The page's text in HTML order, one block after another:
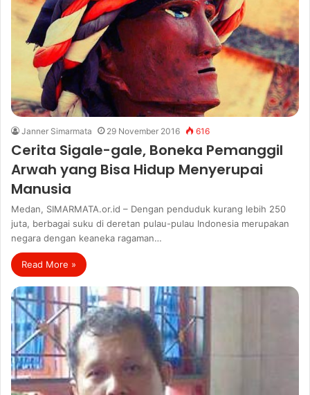
Janner Simarmata 29 November 2016 616
Cerita Sigale-gale, Boneka Pemanggil
Arwah yang Bisa Hidup Menyerupai
Manusia
Medan, SIMARMATA.or.id – Dengan penduduk kurang lebih 250
juta, berbagai suku di deretan pulau-pulau Indonesia merupakan
negara dengan keaneka ragaman…
Read More »